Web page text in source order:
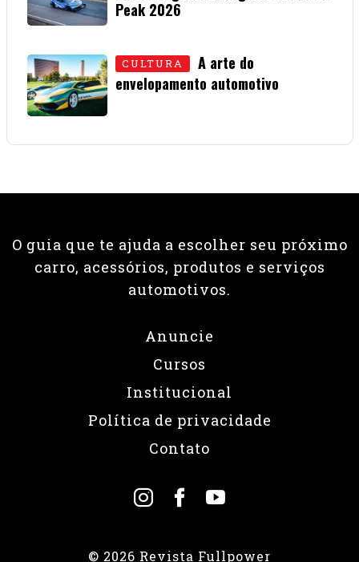
Peak 2026
CULTURA
A arte do
envelopamento automotivo
O guia que te ajuda a escolher seu próximo
carro, acessórios, produtos e serviços
automotivos.
Anuncie
Cursos
Institucional
Política de privacidade
Contato
© 2026 Revista Fullpower